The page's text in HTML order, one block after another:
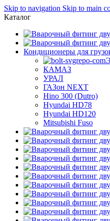
Skip to navigation Skip to main
Каталог
Кондиционеры для
КАМАЗ
УРАЛ
ГАЗон NEXT
Hino 300 (Dutro)
Hyundai HD78
Hyundai HD120
Mitsubishi Fuso